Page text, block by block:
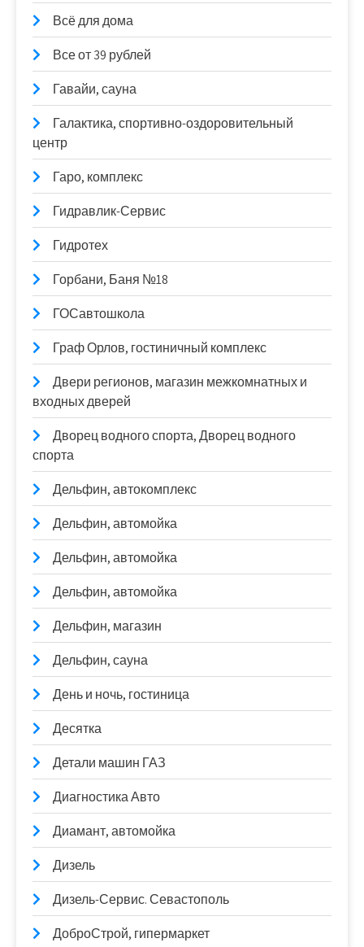
Всё для дома
Все от 39 рублей
Гавайи, сауна
Галактика, спортивно-оздоровительный
центр
Гаро, комплекс
Гидравлик-Сервис
Гидротех
Горбани, Баня №18
ГОСавтошкола
Граф Орлов, гостиничный комплекс
Двери регионов, магазин межкомнатных и
входных дверей
Дворец водного спорта, Дворец водного
спорта
Дельфин, автокомплекс
Дельфин, автомойка
Дельфин, автомойка
Дельфин, автомойка
Дельфин, магазин
Дельфин, сауна
День и ночь, гостиница
Десятка
Детали машин ГАЗ
Диагностика Авто
Диамант, автомойка
Дизель
Дизель-Сервис. Севастополь
ДоброСтрой, гипермаркет